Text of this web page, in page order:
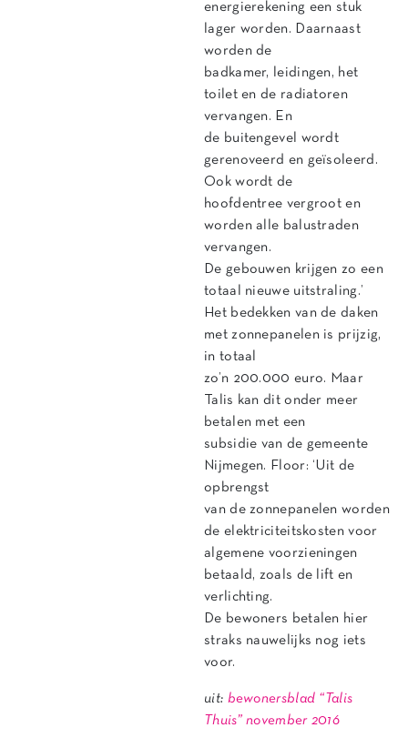
energierekening een stuk
lager worden. Daarnaast
worden de
badkamer, leidingen, het
toilet en de radiatoren
vervangen. En
de buitengevel wordt
gerenoveerd en geïsoleerd.
Ook wordt de
hoofdentree vergroot en
worden alle balustraden
vervangen.
De gebouwen krijgen zo een
totaal nieuwe uitstraling.’
Het bedekken van de daken
met zonnepanelen is prijzig,
in totaal
zo’n 200.000 euro. Maar
Talis kan dit onder meer
betalen met een
subsidie van de gemeente
Nijmegen. Floor: ‘Uit de
opbrengst
van de zonnepanelen worden
de elektriciteitskosten voor
algemene voorzieningen
betaald, zoals de lift en
verlichting.
De bewoners betalen hier
straks nauwelijks nog iets
voor.
uit: bewonersblad “Talis
Thuis” november 2016